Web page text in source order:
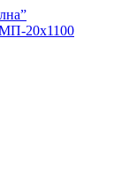
20х1100